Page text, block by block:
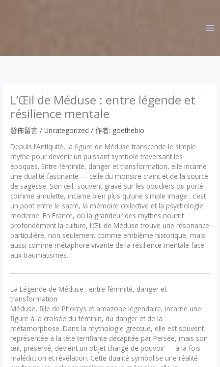
L’Œil de Méduse : entre légende et
résilience mentale
發佈留言 /Uncategorized / 作者: goethebio
Depuis l’Antiquité, la figure de Méduse transcende le simple
mythe pour devenir un puissant symbole traversant les
époques. Entre féminité, danger et transformation, elle incarne
une dualité fascinante — celle du monstre craint et de la source
de sagesse. Son œil, souvent gravé sur les boucliers ou porté
comme amulette, incarne bien plus qu’une simple image : c’est
un pont entre le sacré, la mémoire collective et la psychologie
moderne. En France, où la grandeur des mythes nourrit
profondément la culture, l’Œil de Méduse trouve une résonance
particulière, non seulement comme emblème historique, mais
aussi comme métaphore vivante de la résilience mentale face
aux traumatismes.
La Légende de Méduse : entre féminité, danger et
transformation
Méduse, fille de Phorcys et amazone légendaire, incarne une
figure à la croisée du féminin, du danger et de la
métamorphose. Dans la mythologie grecque, elle est souvent
représentée à la tête terrifiante décapitée par Persée, mais son
œil, préservé, devient un objet chargé de pouvoir — à la fois
malédiction et révélation. Cette dualité symbolise une réalité